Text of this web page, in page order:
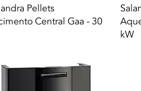
Vista rapida
Pellets
Central Gaa - 30
kW